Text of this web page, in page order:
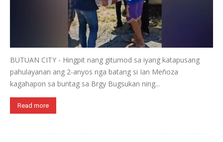
BUTUAN CITY - Hingpit nang gitumod sa iyang katapusang
pahulayanan ang 2-anyos nga batang si Ian Meñoza
kagahapon sa buntag sa Brgy Bugsukan ning...
Read more